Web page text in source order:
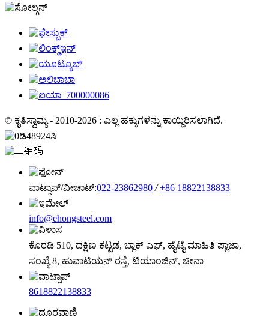
© ಕೃತಿಸ್ವಾಮ್ಯ - 2010-2026 : ಎಲ್ಲ ಹಕ್ಕುಗಳನ್ನು ಕಾಯ್ದಿರಿಸಲಾಗಿದೆ.
ವಾಟ್ಸಾಪ್/ವೀಚಾಟ್:022-23862980 / +86 18822138833
info@ehongsteel.com
ಕೊಠಡಿ 510, ದಕ್ಷಿಣ ಕಟ್ಟಡ, ಬ್ಲಾಕ್ ಎಫ್, ಹೈಟೈ ಮಾಹಿತಿ ಪ್ಲಾಜಾ,
ಸಂಖ್ಯೆ 8, ಹುವಾಟಿಯನ್ ರಸ್ತೆ, ಟಿಯಾಂಜಿನ್, ಚೀನಾ
8618822138833